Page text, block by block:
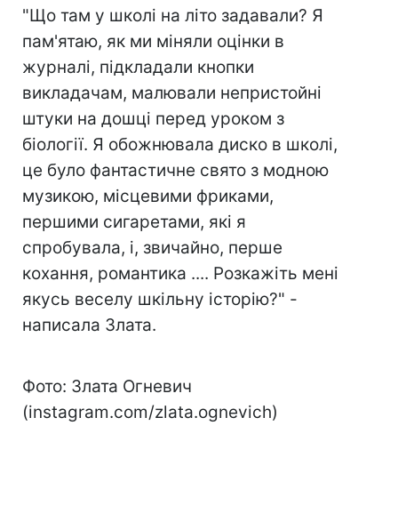
"Що там у школі на літо задавали? Я
пам'ятаю, як ми міняли оцінки в
журналі, підкладали кнопки
викладачам, малювали непристойні
штуки на дошці перед уроком з
біології. Я обожнювала диско в школі,
це було фантастичне свято з модною
музикою, місцевими фриками,
першими сигаретами, які я
спробувала, і, звичайно, перше
кохання, романтика .... Розкажіть мені
якусь веселу шкільну історію?" -
написала Злата.
Фото: Злата Огневич
(instagram.com/zlata.ognevich)